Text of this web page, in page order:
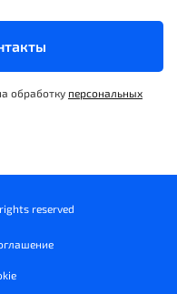
обработку персональных
reserved